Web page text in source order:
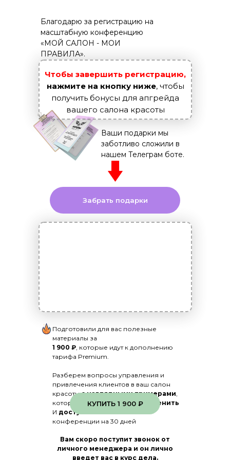
Благодарю за регистрацию на
масштабную конференцию
«МОЙ САЛОН - МОИ
ПРАВИЛА».
Чтобы завершить регистрацию,
нажмите на кнопку ниже, чтобы
получить бонусы для апгрейда
вашего салона красоты
Забрать подарки
Ваши подарки мы
заботливо сложили в
нашем Телеграм боте.
Подготовили для вас полезные
материалы за
1 900 ₽, которые идут к дополнению
тарифа Premium.
Разберем вопросы управления и
привлечения клиентов в ваш салон
красотыс наглядными примерами,
которые
вы уже можете применить
И доступ к записи
конференции на 30 дней
КУПИТЬ 1 900 ₽
Вам скоро поступит звонок от
личного менеджера и он лично
введет вас в курс дела.